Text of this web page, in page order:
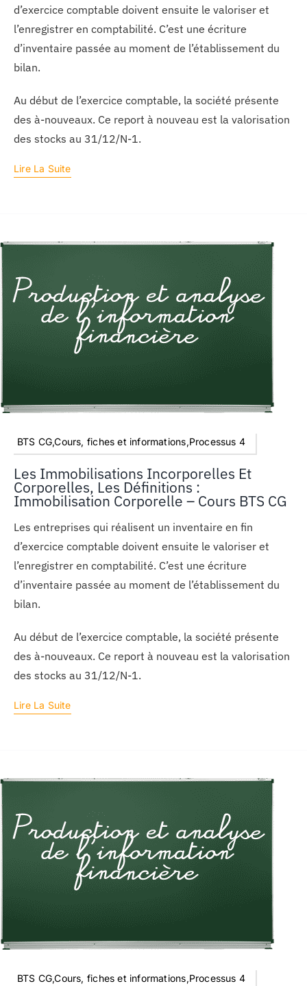
d’exercice comptable doivent ensuite le valoriser et
l’enregistrer en comptabilité. C’est une écriture
d’inventaire passée au moment de l’établissement du
bilan.
Au début de l’exercice comptable, la société présente
des à-nouveaux. Ce report à nouveau est la valorisation
des stocks au 31/12/N-1.
Lire La Suite
BTS CG,Cours, fiches et informations,Processus 4
Les Immobilisations Incorporelles Et
Corporelles, Les Définitions :
Immobilisation Corporelle – Cours BTS CG
Les entreprises qui réalisent un inventaire en fin
d’exercice comptable doivent ensuite le valoriser et
l’enregistrer en comptabilité. C’est une écriture
d’inventaire passée au moment de l’établissement du
bilan.
Au début de l’exercice comptable, la société présente
des à-nouveaux. Ce report à nouveau est la valorisation
des stocks au 31/12/N-1.
Lire La Suite
BTS CG,Cours, fiches et informations,Processus 4